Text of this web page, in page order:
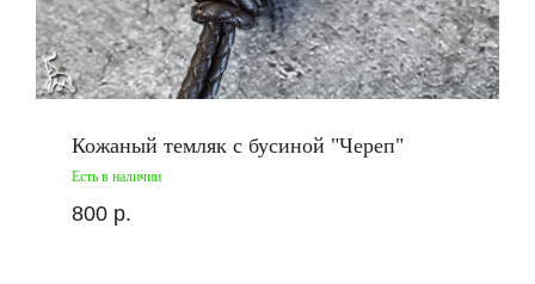
Кожаный темляк с бусиной "Череп"
Есть в наличии
800 р.